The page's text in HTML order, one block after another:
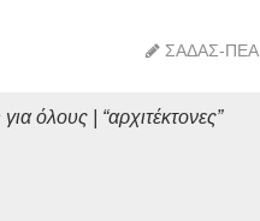
ΣΑΔΑΣ-ΠΕΑ
όλους | “αρχιτέκτονες”